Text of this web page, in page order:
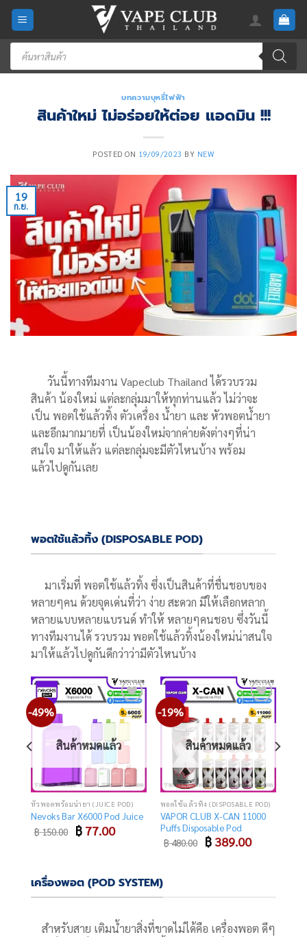
Skip
content
Products
search
บทความบุหรี่ไฟฟ้า
สินค้าใหม่ ไม่อร่อยให้ต่อย แอดมิน !!!
POSTED ON 19/09/2023 BY NEW
19
ก.ย.
วันนี้ทางทีมงาน Vapeclub Thailand ได้รวบรวม
สินค้า น้องใหม่ แต่ละกลุ่มมาให้ทุกท่านแล้ว ไม่ว่าจะ
เป็น พอตใช้แล้วทิ้ง ตัวเครื่อง น้ำยา และ หัวพอตน้ำยา
และอีกมากมายที่ เป็นน้องใหม่จากค่ายดังต่างๆที่น่า
สนใจ มาให้แล้ว แต่ละกลุ่มจะมีตัวไหนบ้าง พร้อม
แล้วไปดูกันเลย
พอตใช้แล้วทิ้ง (DISPOSABLE POD)
มาเริ่มที่ พอตใช้แล้วทิ้ง ซึ่งเป็นสินค้าที่ชื่นชอบของ
หลายๆคน ด้วยจุดเด่นที่ว่า ง่าย สะดวก มีให้เลือกหลาก
หลายแบบหลายแบรนด์ ทำให้ หลายๆคนชอบ ซึ่งวันนี้
ทางทีมงานได้ รวบรวม พอตใช้แล้วทิ้งน้องใหม่น่าสนใจ
มาให้แล้วไปดูกันดีกว่าว่ามีตัวไหนบ้าง
-49%
Add
to
สินค้าหมดแล้ว
หัวพอตพร้อมน้ำยา (JUICE POD)
Nevoks Bar X6000 Pod Juice
฿150.00 Original
price
฿ 77.00Current
price
-19%
Add
to
wishlist
สินค้าหมดแล้ว
พอตใช้แล้วทิ้ง (DISPOSABLE POD)
VAPOR CLUB X-CAN 11000
Puffs Disposable Pod
฿480.00 Original
price
฿ 389.00Current
price
เครื่องพอต (POD SYSTEM)
สำหรับสาย เติมน้ำยาสิ่งที่ขาดไม่ได้คือ เครื่องพอต ดีๆ